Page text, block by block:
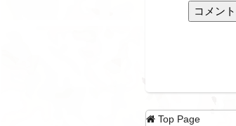
Top Page